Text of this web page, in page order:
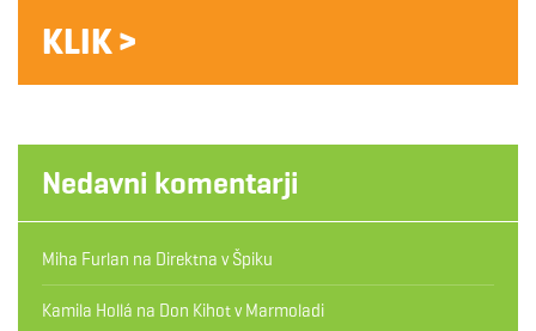
KLIK >
Nedavni komentarji
Miha Furlan na Direktna v Špiku
Kamila Hollá na Don Kihot v Marmoladi